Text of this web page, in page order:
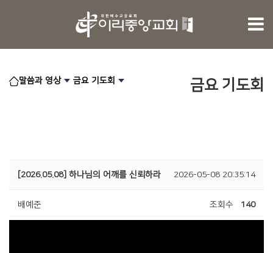
말씀과 영상 금요 기도회 금요 기도회
[2026.05.08] 하나님의 어깨를 신뢰하라 2026-05-08 20:35:14
배예준 조회수 140